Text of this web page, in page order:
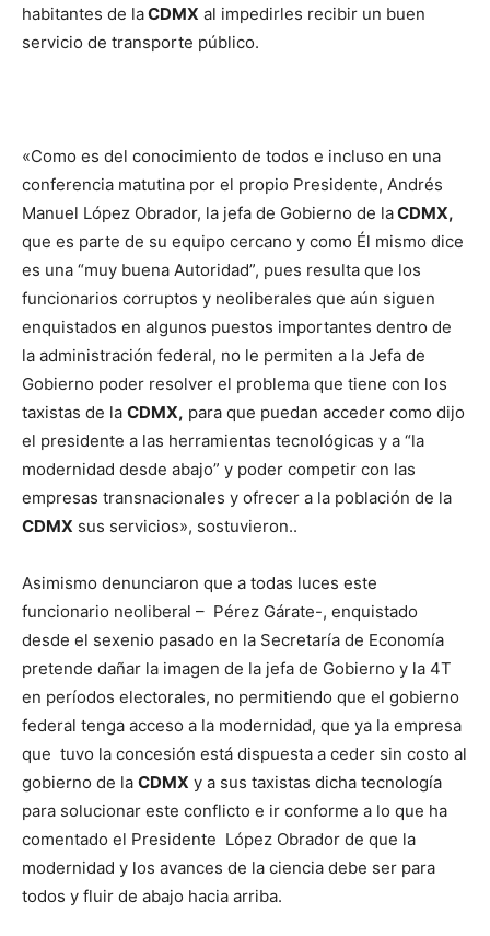
habitantes de laCDMX al impedirles recibir un buen
servicio de transporte público.
«Como es del conocimiento de todos e incluso en una
conferencia matutina por el propio Presidente, Andrés
Manuel López Obrador, la jefa de Gobierno de laCDMX,
que es parte de su equipo cercano y como Él mismo dice
es una “muy buena Autoridad”, pues resulta que los
funcionarios corruptos y neoliberales que aún siguen
enquistados en algunos puestos importantes dentro de
la administración federal, no le permiten a la Jefa de
Gobierno poder resolver el problema que tiene con los
taxistas de la CDMX, para que puedan acceder como dijo
el presidente a las herramientas tecnológicas y a “la
modernidad desde abajo” y poder competir con las
empresas transnacionales y ofrecer a la población de la
CDMX sus servicios», sostuvieron..
Asimismo denunciaron que a todas luces este
funcionario neoliberal – Pérez Gárate-, enquistado
desde el sexenio pasado en la Secretaría de Economía
pretende dañar la imagen de la jefa de Gobierno y la 4T
en períodos electorales, no permitiendo que el gobierno
federal tenga acceso a la modernidad, que ya la empresa
que tuvo la concesión está dispuesta a ceder sin costo al
gobierno de la CDMX y a sus taxistas dicha tecnología
para solucionar este conflicto e ir conforme a lo que ha
comentado el Presidente López Obrador de que la
modernidad y los avances de la ciencia debe ser para
todos y fluir de abajo hacia arriba.